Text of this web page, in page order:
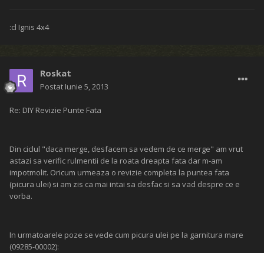
:cl Ignis 4x4
Roskat
Postat Iunie 5, 2013
Re: DIY Revizie Punte Fata
Din ciclul "daca merge, desfacem sa vedem de ce merge" am vrut
astazi sa verific rulmentii de la roata dreapta fata dar m-am
impotmolit. Oricum urmeaza o revizie completa la puntea fata
(picura ulei) si am zis ca mai intai sa desfac si sa vad despre ce e
vorba.
In urmatoarele poze se vede cum picura ulei pe la garnitura mare
(09285-00002):